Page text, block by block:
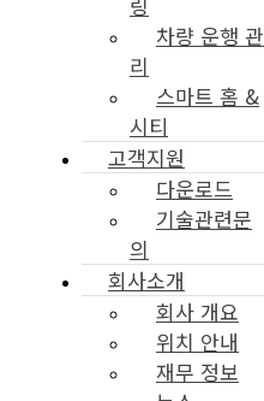
차량 운행 관
리
스마트 홈 &
시티
고객지원
다운로드
기술관련문
의
회사소개
회사 개요
위치 안내
재무 정보